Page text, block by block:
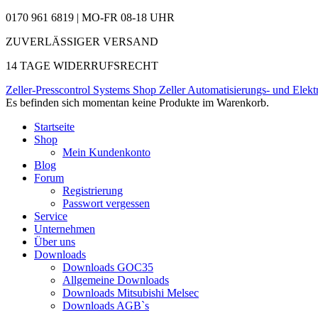
0170 961 6819 | MO-FR 08-18 UHR
ZUVERLÄSSIGER VERSAND
14 TAGE WIDERRUFSRECHT
Zeller-Presscontrol Systems Shop Zeller Automatisierungs- und
Es befinden sich momentan keine Produkte im Warenkorb.
Startseite
Shop
Mein Kundenkonto
Blog
Forum
Registrierung
Passwort vergessen
Service
Unternehmen
Über uns
Downloads
Downloads GOC35
Allgemeine Downloads
Downloads Mitsubishi Melsec
Downloads AGB`s